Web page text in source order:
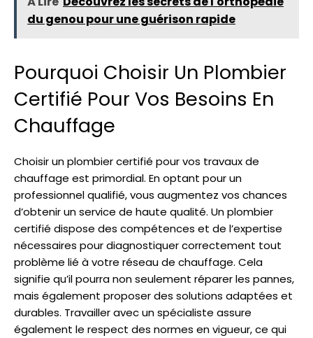
du genou pour une guérison rapide
Pourquoi Choisir Un Plombier
Certifié Pour Vos Besoins En
Chauffage
Choisir un plombier certifié pour vos travaux de
chauffage est primordial. En optant pour un
professionnel qualifié, vous augmentez vos chances
d’obtenir un service de haute qualité. Un plombier
certifié dispose des compétences et de l’expertise
nécessaires pour diagnostiquer correctement tout
problème lié à votre réseau de chauffage. Cela
signifie qu’il pourra non seulement réparer les pannes,
mais également proposer des solutions adaptées et
durables. Travailler avec un spécialiste assure
également le respect des normes en vigueur, ce qui